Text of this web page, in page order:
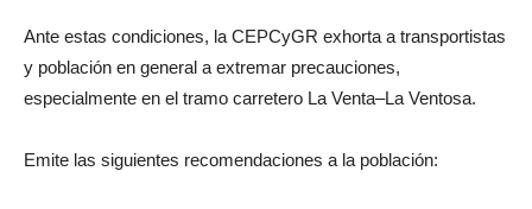
Ante estas condiciones, la CEPCyGR exhorta a transportistas
y población en general a extremar precauciones,
especialmente en el tramo carretero La Venta–La Ventosa.
Emite las siguientes recomendaciones a la población: